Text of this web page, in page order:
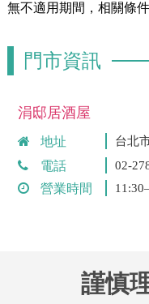
無不適用期間，相關條
門市資訊
涓邸居酒屋
地址 台北
電話 02-
營業時間
謹慎